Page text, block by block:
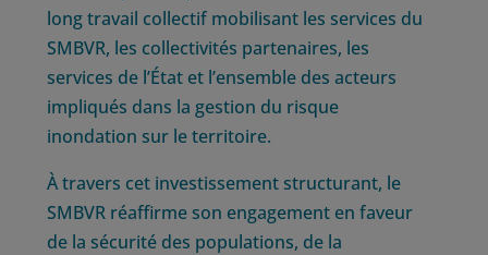
long travail collectif mobilisant les services du
SMBVR, les collectivités partenaires, les
services de l’État et l’ensemble des acteurs
impliqués dans la gestion du risque
inondation sur le territoire.
À travers cet investissement structurant, le
SMBVR réaffirme son engagement en faveur
de la sécurité des populations, de la